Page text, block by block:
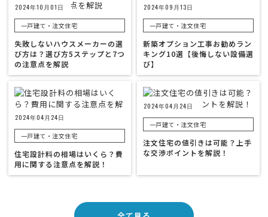
2024年10月01日
一戸建て・注文住宅
失敗しないハウスメーカーの選
び方は？選び方5ステップと7つ
の注意点を解説
2024年09月13日
一戸建て・注文住宅
新築オプション工事お勧めラン
キング10選【後悔しない設備選
び】
2024年04月24日
一戸建て・注文住宅
住宅設計料の相場はいくら？費
用に関する注意点を解説！
2024年04月24日
一戸建て・注文住宅
注文住宅の値引きは可能？上手
な交渉ポイントを解説！